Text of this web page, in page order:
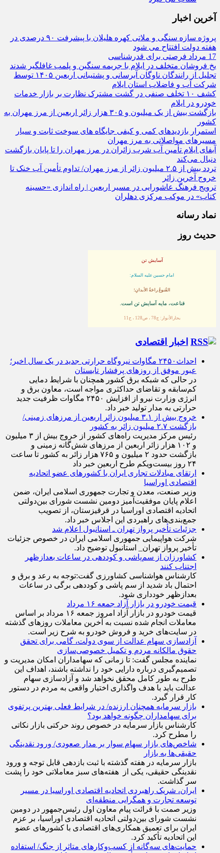
آخرین اخبار
پروژه سازه سنگی و ملاتی کهره هلیلان با پیشرفت ۹۰ درصدی در
هفته دولت افتتاح می شود
17 مرداد فرصتی برای قدرشناسی
یخ‌ فروشان متخلف در ایلام با جریمه سنگین و پلمب غافلگیر شدند
تجلیل از رانندگان ناوگان آبرسانی و پشتیبانی اربعین ۱۴۰۵ توسط
شرکت آب و فاضلاب استان ایلام
کشف ۱۰ تخلف صنفی در گشت مشترک نظارت بر بازار خدمات
خودرو در ایلام
بازگشت بیش از یک میلیون و ۳۰۵ هزار زائر اربعین از مرز مهران به
کشور
استمرار بازدیدهای کمی و کیفی جایگاه‌ های سوخت ثابت و سیار
مسیرهای مواصلاتی به مرز مهران
آبفای ایلام تأمین آب شرب زائران در مرز مهران را تا پایان بازگشت
دنبال می‌کند
تردد بیش از ۲.۵ میلیون زائر از مرز مهران/ تداوم تأمین آب خنک تا
خروج آخرین زائر
ترویج فرهنگ عاشورایی در مسیر اربعین | راه‌ اندازی «حسینه
کتاب» در موکب مرکزی دهلران
نماد رسانه
حدیث روز
آسایش تن
امام حسین علیه السلام:
القُنوعُ راحَةُ الأبدانِ؛
قناعت، مايه آسايش تن است.
بحارالأنوار: ج78 ، ص128 ، ح11
اخبار اقتصادی
احداث۲۴۵۰ مگاوات نیروگاه حرارتی جدید در یک سال اخیر؛
عبور موفق از روز‌های پرفشار تابستان
در حالی که شبکه برق کشور همچنان با شرایط دمایی
کم‌سابقه و تقاضای حداکثری مواجه است، معاون برق و
انرژی وزارت نیرو از افزایش ۲۴۵۰ مگاوات ظرفیت جدید
حرارتی به مدار تولید خبر داد.
خروج بیش از ۳.۱ میلیون زائر اربعین از مرزهای زمینی/
بازگشت ۲.۷ میلیون زائر به کشور
رئیس مرکز مدیریت راه‌های کشور از خروج بیش از ۳ میلیون
و ۱۰۲ هزار زائر اربعین از مرزهای شش‌گانه زمینی و
بازگشت حدود ۲ میلیون و ۷۶۵ هزار زائر به کشور تا ساعت
۲۴ روز بیست‌ویکم طرح اربعین خبر داد
ارتقای مبادلات تجاری ایران با کشور‌های عضو اتحادیه
اقتصادی اوراسیا
وزیر صنعت، معدن و تجارت جمهوری اسلامی ایران، ضمن
اعلام پایان موفقیت‌آمیز دومین نشست شورای بین‌دولتی
اتحادیه اقتصادی اوراسیا در قرقیزستان، از تصویب
جمع‌بندی‌های راهبردی این اجلاس خبر داد.
جزئیات تأخیر پرواز تهران ـ استانبول اعلام شد
شرکت هواپیمایی جمهوری اسلامی ایران در خصوص جزئیات
تأخیر پرواز تهران_ استانبول توضیح داد.
کشاورزان از سم‌پاشی و کوددهی در ساعات بعدازظهر
اجتناب کنند
کارشناس هواشناسی کشاورزی گفت:توجه به رعد و برق و
احتمال باد شدید از سم پاشی و کوددهی برگی در ساعات
بعدازظهر خودداری شود.
قیمت خودرو در بازار آزاد جمعه ۱۶ مرداد
قیمت خودرو در بازار آزاد امروز جمعه ۱۶ مرداد بر اساس
معاملات انجام شده نسبت به آخرین معاملات روز‌های گذشته
در سایت‌های خرید و فروش خودرو به شرح زیر است.
آزادسازی سهام عدالت از سوی دولت، گامی برای تحقق
حقوق مالکانه مردم و تکمیل خصوصی‌سازی
نماینده مجلس گفت: تا زمانی که سهامداران امکان مدیریت و
تصمیم‌گیری درباره دارایی خود را نداشته باشند، اهداف این
طرح به طور کامل محقق نخواهد شد و آزادسازی سهام
عدالت باید با هدف واگذاری اختیار واقعی به مردم در دستور
کار قرار گیرد.
بازار سرمایه همچنان ارزنده/ در شرایط فعلی بهترین پرتفوی
برای سهامداران چگونه خواهد بود؟
کارشناس بازار سرمایه در خصوص روند حرکتی بازار نکاتی
را مطرح کرد.
شاخص‌های بازار سهام سوار بر مدار صعودی/ ورود نقدینگی
حقیقی‌ها به بازار
بازار سرمایه در هفته گذشته با ثبت بازدهی قابل توجه و ورود
نقدینگی حقیقی، یکی از هفته‌های سبز معاملاتی خود را پشت
سر گذاشت.
ایران، شریک راهبردی اتحادیه اقتصادی اوراسیا در مسیر
توسعه تجارت و همگرایی منطقه‌ای
وزیر صمت با قرائت پیام معاون اول رئیس‌جمهور در دومین
نشست شورای بین‌دولتی اتحادیه اقتصادی اوراسیا، بر عزم
ایران برای تعمیق همکاری‌های اقتصادی با کشورهای عضو
این اتحادیه تأکید کرد.
حمایت‌های سه‌گانه از کسب‌وکارهای متاثر از جنگ/ استفاده